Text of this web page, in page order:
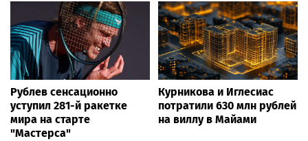
Рублев сенсационно
уступил 281-й ракетке
мира на старте
"Мастерса"
Курникова и Иглесиас
потратили 630 млн рублей
на виллу в Майами